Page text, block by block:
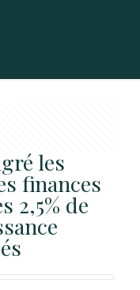
les
finances
2,5% de